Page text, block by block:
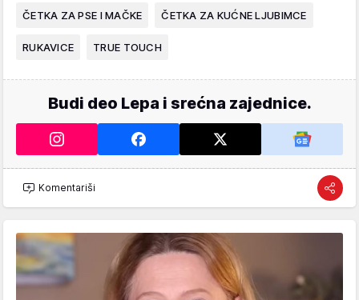
ČETKA ZA PSE I MAČKE ČETKA ZA KUĆNE LJUBIMCE
RUKAVICE TRUE TOUCH
Budi deo Lepa i srećna zajednice.
Komentariši